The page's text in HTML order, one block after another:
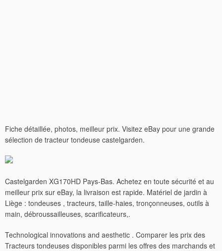
Fiche détaillée, photos, meilleur prix. Visitez eBay pour une grande
sélection de tracteur tondeuse castelgarden.
Castelgarden XG170HD Pays-Bas. Achetez en toute sécurité et au
meilleur prix sur eBay, la livraison est rapide. Matériel de jardin à
Liège : tondeuses , tracteurs, taille-haies, tronçonneuses, outils à
main, débroussailleuses, scarificateurs,.
Technological innovations and aesthetic . Comparer les prix des
Tracteurs tondeuses disponibles parmi les offres des marchands et